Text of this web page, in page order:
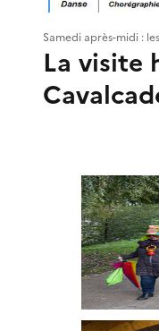
Samedi après-midi :
La visite